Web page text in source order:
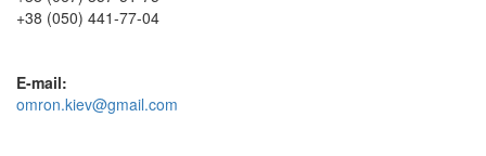
+38 (050) 441-77-04
E-mail:
omron.kiev@gmail.com